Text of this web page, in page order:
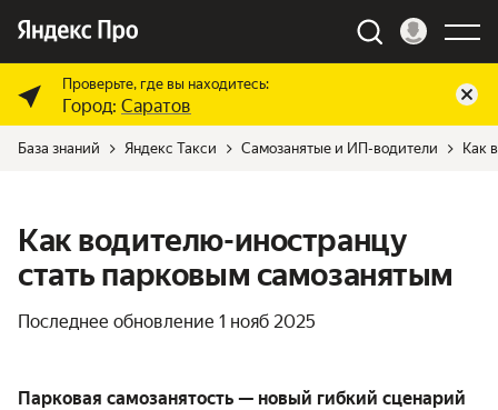
Проверьте, где вы находитесь:
Город: Саратов
База знаний Яндекс Такси Самозанятые и ИП-водители Как
Как водителю-иностранцу
стать парковым самозанятым
Последнее обновление 1 нояб 2025
Парковая самозанятость — новый гибкий сценарий